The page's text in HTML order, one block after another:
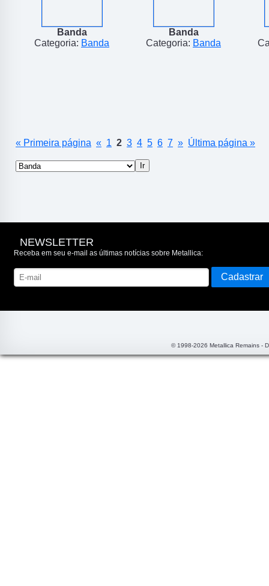
Banda
Categoria: Banda
Banda
Categoria: Banda
« Primeira página « 1 2 3 4 5 6 7 » Última página »
NEWSLETTER
Receba em seu e-mail as últimas notícias sobre Metallica:
© 1998-2026 Metallica Remains -